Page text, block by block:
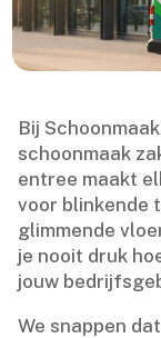
Bij
schoonmaak
entree maakt
voor blinkende
glimmende
je nooit druk
jouw
We snappen